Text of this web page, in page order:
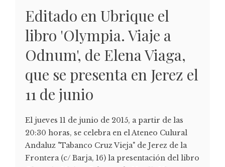
Editado en Ubrique el
libro 'Olympia. Viaje a
Odnum', de Elena Viaga,
que se presenta en Jerez el
11 de junio
El jueves 11 de junio de 2015, a partir de las
20:30 horas, se celebra en el Ateneo Culural
Andaluz "Tabanco Cruz Vieja" de Jerez de la
Frontera (c/ Barja, 16) la presentación del libro